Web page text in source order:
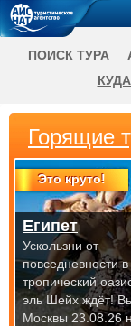
Горящие
Это круто!
Египет
Ускользни от
повседневности в
тропический
эль Шейх ждёт!
Москвы 23.08.26
ПОИСК ТУРА